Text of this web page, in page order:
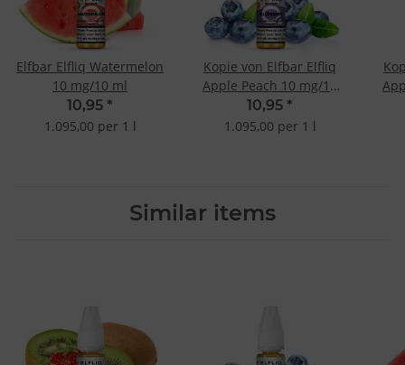
Elfbar Elfliq Watermelon
10 mg/10 ml
10,95 *
1.095,00 per 1 l
Kopie von Elfbar Elfliq
Apple Peach 10 mg/10
ml
10,95 *
1.095,00 per 1 l
Similar items